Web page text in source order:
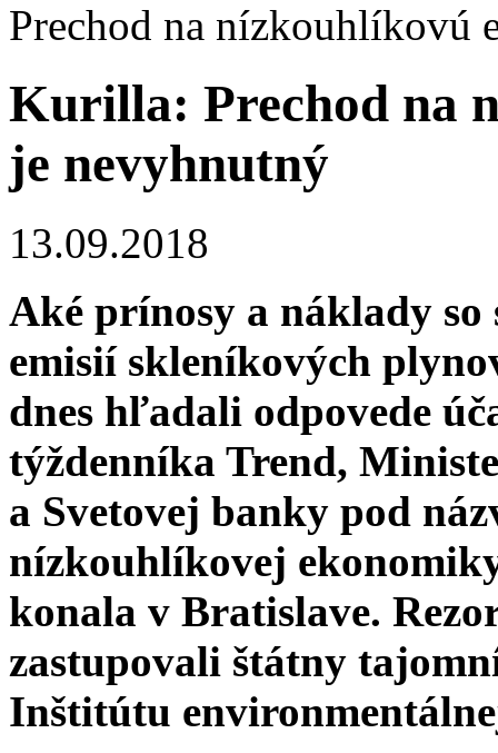
Prechod na nízkouhlíkovú
Kurilla: Prechod na
je nevyhnutný
13.09.2018
Aké prínosy a náklady so
emisií skleníkových
dnes hľadali odpovede
týždenníka Trend,
a Svetovej banky pod
nízkouhlíkovej
konala v Bratislave.
zastupovali štátny
Inštitútu